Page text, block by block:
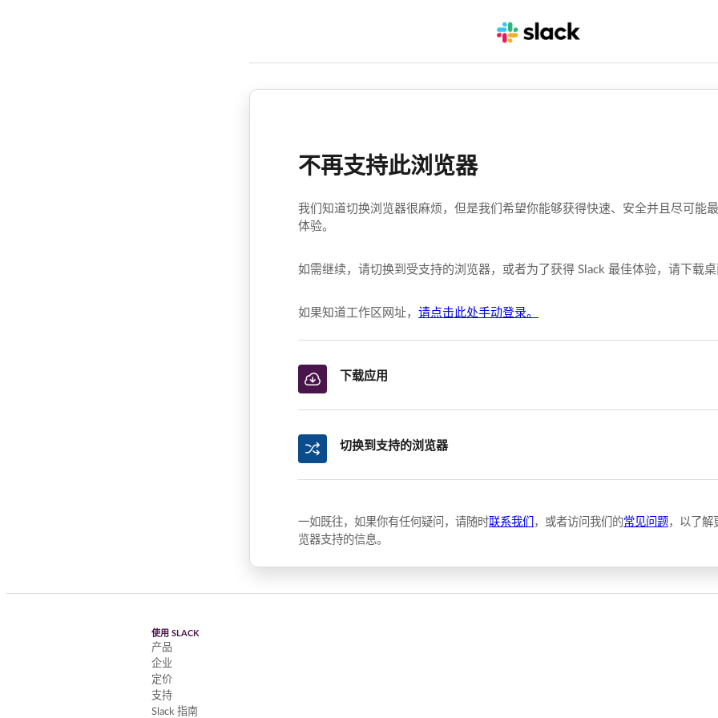
不再支持此浏览器
我们知道切换浏览器很麻烦，但是我们希望你能够获得快速、安全并且尽可能
体验。
如需继续，请切换到受支持的浏览器，或者为了获得 Slack 最佳体验，请下载桌
如果知道工作区网址， 请点击此处手动登录。
下载应用
切换到支持的浏览器
一如既往，如果你有任何疑问，请随时联系我们 ，或者访问我们的常见问题 ，以了解
览器支持的信息。
使用 SLACK
产品
企业
定价
支持
Slack 指南